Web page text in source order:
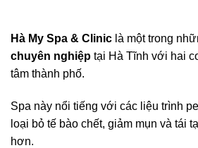
Hà My Spa & Clinic là một trong
chuyên nghiệp tại Hà Tĩnh với hai
tâm thành phố.
Spa này nổi tiếng với các liệu trình
loại bỏ tế bào chết, giảm mụn và tái
hơn.